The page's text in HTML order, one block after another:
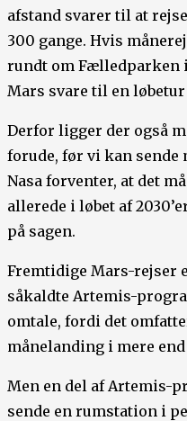
afstand svarer til at
300 gange. Hvis
rundt om Fælledparken
Mars svare til en
Derfor ligger der også
forude, før vi kan
Nasa forventer, at det
allerede i løbet af
på sagen.
Fremtidige Mars-rejser
såkaldte Artemis-
omtale, fordi det
månelanding i mere end
Men en del af Artemis-
sende en rumstation i